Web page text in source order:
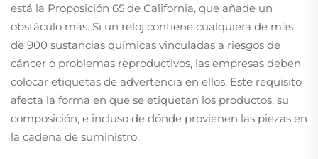
está la Proposición 65 de California, que añade un
obstáculo más. Si un reloj contiene cualquiera de más
de 900 sustancias químicas vinculadas a riesgos de
cáncer o problemas reproductivos, las empresas deben
colocar etiquetas de advertencia en ellos. Este requisito
afecta la forma en que se etiquetan los productos, su
composición, e incluso de dónde provienen las piezas en
la cadena de suministro.